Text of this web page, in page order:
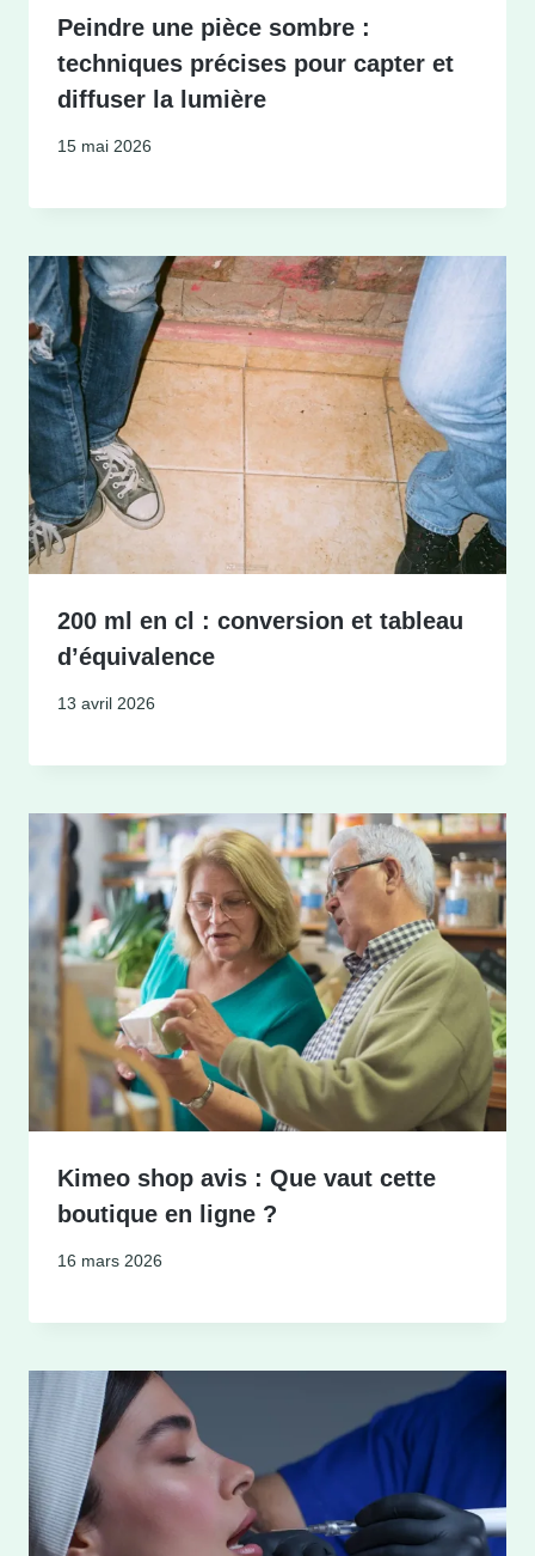
Peindre une pièce sombre :
techniques précises pour capter et
diffuser la lumière
15 mai 2026
200 ml en cl : conversion et tableau
d’équivalence
13 avril 2026
Kimeo shop avis : Que vaut cette
boutique en ligne ?
16 mars 2026